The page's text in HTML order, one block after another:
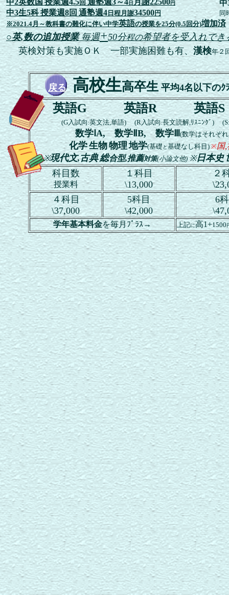
中2英数国授業週4.5回通塾週3～4日月謝22500円
中3生5科授業週8回 通塾週4日程月謝34500円
※2021.4月～教科書の難化に伴い中学英語の授業を25分(0.5回分)増加済
○英,数の追加授業毎週+50分程の希望者を受入れでき
英検対策も実施ＯＫ 一部実施困難も有、漢検年２
高校生高卒生 平均4名以下のｸ
英語G 英語R 英語S
(G入試向:英文法,単語) (R入試向 :長文読解,ﾘｽﾆﾝｸﾞ)
数学ⅠA, 数学ⅡB, 数学Ⅲ (数学はそれぞ
化学生物物理地学(基礎と基礎なし科目) ※国,
※現代文,古典総合型,推薦対策(小論文他) ※日本史
科目数
授業料
１科目
\13,000
２
４科目
\37,000
5科目
\42,000
6
学年基本料金を毎月ﾌﾟﾗｽ→ 上記に高1+1500
中
同
戻る